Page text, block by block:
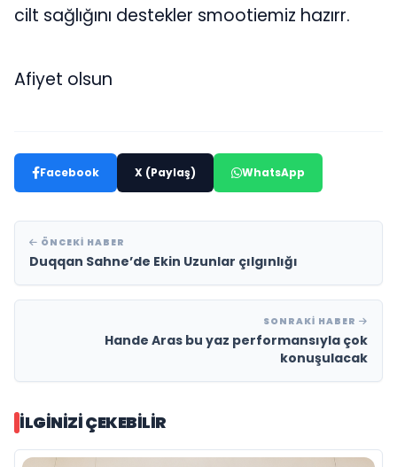
cilt sağlığını destekler smootiemiz hazırr.
Afiyet olsun
Facebook X (Paylaş) WhatsApp
ÖNCEKI HABER
Duqqan Sahne’de Ekin Uzunlar çılgınlığı
SONRAKI HABER
Hande Aras bu yaz performansıyla çok
konuşulacak
İLGINIZI ÇEKEBILIR